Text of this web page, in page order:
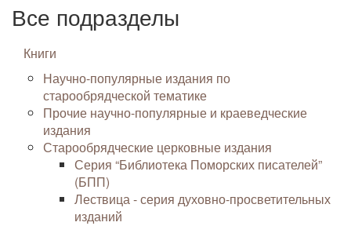
Все подразделы
Книги
Научно-популярные издания по
старообрядческой тематике
Прочие научно-популярные и краеведческие
издания
Старообрядческие церковные издания
Серия “Библиотека Поморских писателей”
(БПП)
Лествица - серия духовно-просветительных
изданий